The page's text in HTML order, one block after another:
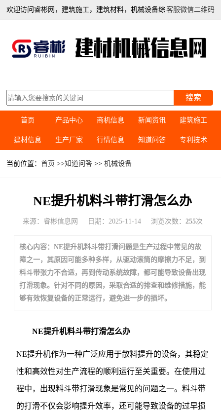
客服微信二维码
欢迎访问睿彬网，建筑施工，建筑材料，机械设备综
搜索
首页 产品中心 商机信息 新闻资讯 建筑施工
建材信息 生产厂家 行情信息 知道问答 专利技术
当前位置：首页 >>知道问答 >>机械设备
NE提升机料斗带打滑怎么办
来源：睿彬信息网 日期：2025-11-14 浏览次数： 255次
核心内容：NE提升机料斗带打滑问题是生产过程中常见的故
障之一，其原因可能多种多样，从驱动滚筒的摩擦力不足，到
料斗带张力不合适，再到传动系统故障，都可能导致设备出现
打滑现象。针对不同的原因，采取合适的排查和维修措施，能
够有效恢复设备的正常运行，避免进一步的损坏。
NE提升机料斗带打滑怎么办
NE提升机作为一种广泛应用于散料提升的设备，其稳定
性和高效性对生产流程的顺利运行至关重要。在使用过
程中，出现料斗带打滑现象是常见的问题之一。料斗带
的打滑不仅会影响提升效率，还可能导致设备的过早损